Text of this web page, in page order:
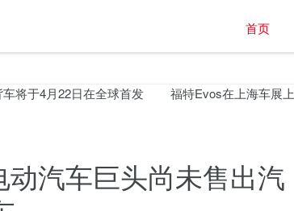
首页
22日在全球首发 福特Evos在上海车展上亮相
汽车巨头尚未售出汽